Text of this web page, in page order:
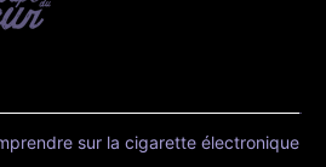
sur la cigarette électronique